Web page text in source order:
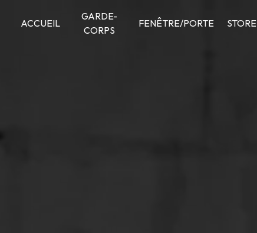
ACCUEIL
GARDE-
CORPS
FENÊTRE/PORTE STORE